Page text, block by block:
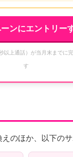
ンにエントリー
以上通話）が当月末までに
す
のほか、以下のサ